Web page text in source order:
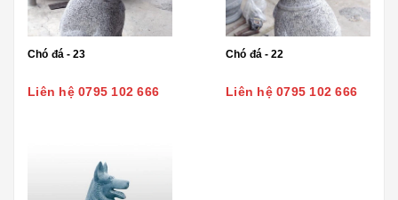
Chó đá - 23
Liên hệ 0795 102 666
Chó đá - 22
Liên hệ 0795 102 666